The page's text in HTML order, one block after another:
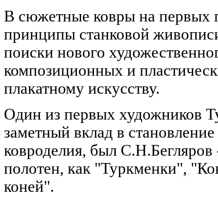
В сюжетные ковры на первых
принципы станковой
поиски нового
композиционных и
плакатному искусству.
Один из первых художников
заметный вклад в
ковроделия, был С.Н.Бегляров
полотен, как "Туркменки",
коней".